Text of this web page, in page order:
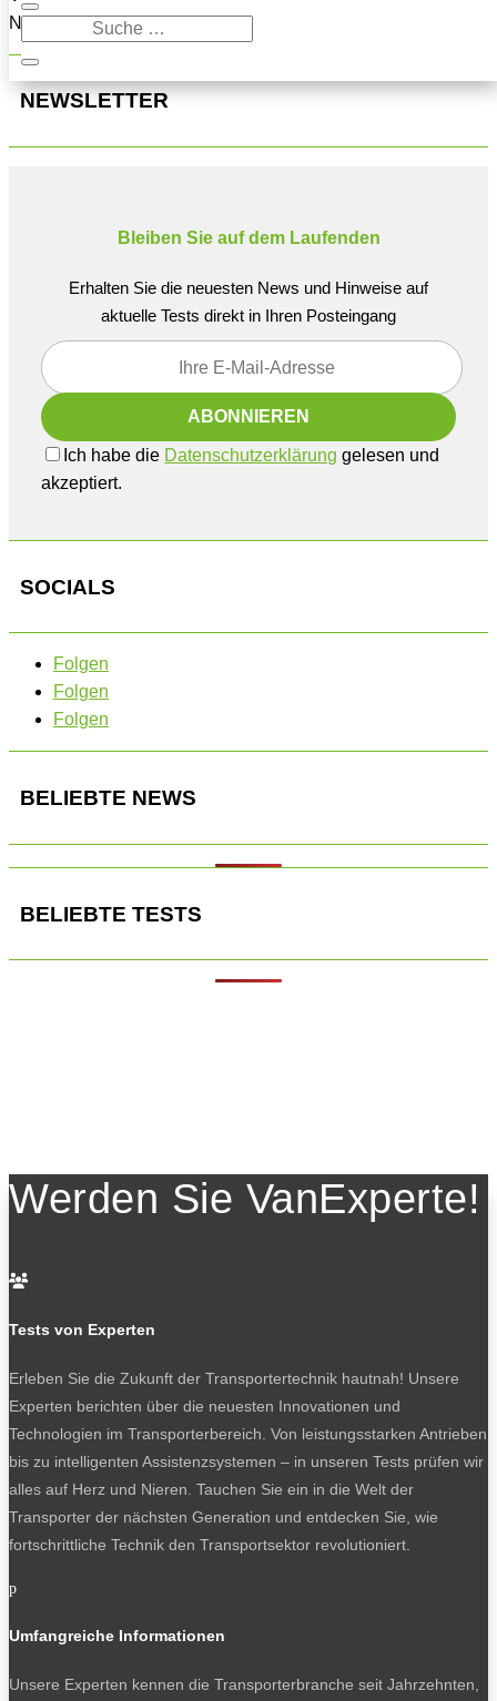
Navigation oben, um den Beitrag zu finden.
NEWSLETTER
Bleiben Sie auf dem Laufenden
Erhalten Sie die neuesten News und Hinweise auf
aktuelle Tests direkt in Ihren Posteingang
Ich habe die Datenschutzerklärung gelesen und
akzeptiert.
SOCIALS
Folgen
Folgen
Folgen
BELIEBTE NEWS
BELIEBTE TESTS
Werden Sie VanExperte!

Tests von Experten
Erleben Sie die Zukunft der Transportertechnik hautnah! Unsere
Experten berichten über die neuesten Innovationen und
Technologien im Transporterbereich. Von leistungsstarken Antrieben
bis zu intelligenten Assistenzsystemen – in unseren Tests prüfen wir
alles auf Herz und Nieren. Tauchen Sie ein in die Welt der
Transporter der nächsten Generation und entdecken Sie, wie
fortschrittliche Technik den Transportsektor revolutioniert.
p
Umfangreiche Informationen
Unsere Experten kennen die Transporterbranche seit Jahrzehnten,